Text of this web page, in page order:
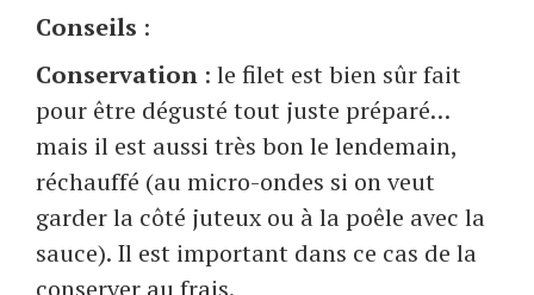
Conseils :
Conservation : le filet est bien sûr fait
pour être dégusté tout juste préparé…
mais il est aussi très bon le lendemain,
réchauffé (au micro-ondes si on veut
garder la côté juteux ou à la poêle avec la
sauce). Il est important dans ce cas de la